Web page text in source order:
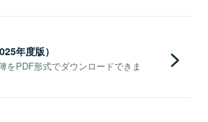
年度版）
をPDF形式でダウンロードできま